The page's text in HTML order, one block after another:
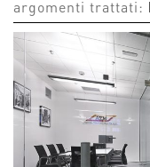
argomenti trattati: